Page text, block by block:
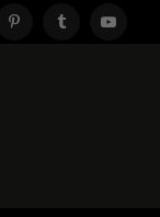
PinterestTumblr